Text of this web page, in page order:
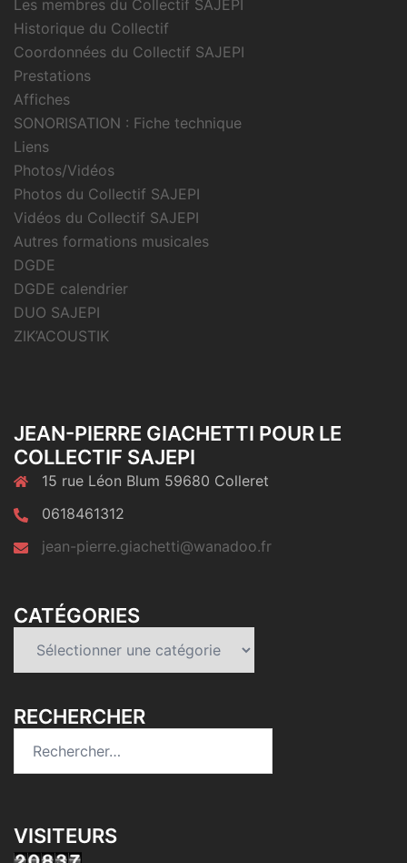
Les membres du Collectif SAJEPI
Historique du Collectif
Coordonnées du Collectif SAJEPI
Prestations
Affiches
SONORISATION : Fiche technique
Liens
Photos/Vidéos
Photos du Collectif SAJEPI
Vidéos du Collectif SAJEPI
Autres formations musicales
DGDE
DGDE calendrier
DUO SAJEPI
ZIK’ACOUSTIK
JEAN-PIERRE GIACHETTI POUR LE
COLLECTIF SAJEPI
15 rue Léon Blum 59680 Colleret
0618461312
jean-pierre.giachetti@wanadoo.fr
CATÉGORIES
RECHERCHER
VISITEURS